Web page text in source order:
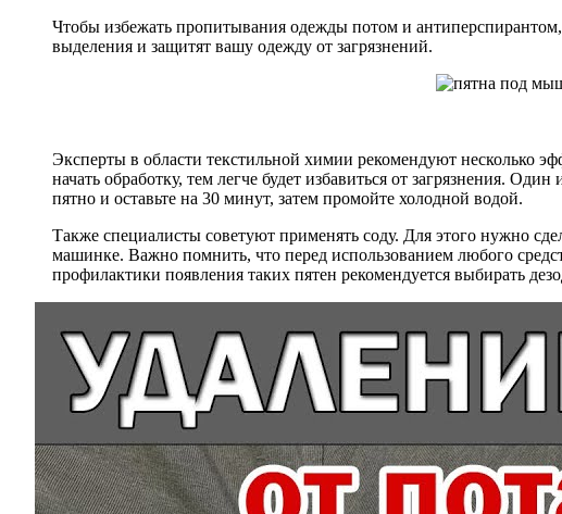
Чтобы избежать пропитывания одежды потом и
выделения и защитят вашу одежду от загрязнений.
Эксперты в области текстильной химии рекомендуют несколько
начать обработку, тем легче будет избавиться от загрязнения.
пятно и оставьте на 30 минут, затем промойте холодной водой.
Также специалисты советуют применять соду. Для этого нужно
машинке. Важно помнить, что перед использованием любого
профилактики появления таких пятен рекомендуется выбирать